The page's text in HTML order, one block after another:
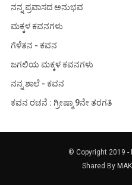
ನನ್ನ ಪ್ರವಾಸದ ಅನುಭವ
ಮಕ್ಕಳ ಕವನಗಳು
ಗೆಳೆತನ - ಕವನ
ಜಗಲಿಯ ಮಕ್ಕಳ ಕವನಗಳು
ನನ್ನ ಶಾಲೆ - ಕವನ
ಕವನ ರಚನೆ : ಗ್ರೀಷ್ಮಾ 9ನೇ ತರಗತಿ
© Copyright 2019 -
Shared By